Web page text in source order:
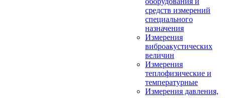
средств измерений
специального
назначения
Измерения
виброакустических
величин
Измерения
теплофизические и
температурные
Измерения давления,